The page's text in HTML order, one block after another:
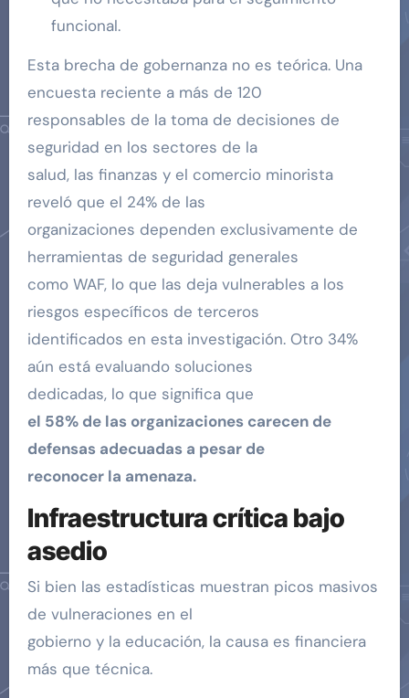
funcional.
Esta brecha de gobernanza no es teórica. Una
encuesta reciente a más de 120
responsables de la toma de decisiones de
seguridad en los sectores de la
salud, las finanzas y el comercio minorista
reveló que el 24% de las
organizaciones dependen exclusivamente de
herramientas de seguridad generales
como WAF, lo que las deja vulnerables a los
riesgos específicos de terceros
identificados en esta investigación. Otro 34%
aún está evaluando soluciones
dedicadas, lo que significa que
el 58% de las organizaciones carecen de
defensas adecuadas a pesar de
reconocer la amenaza.
Infraestructura crítica bajo
asedio
Si bien las estadísticas muestran picos masivos
de vulneraciones en el
gobierno y la educación, la causa es financiera
más que técnica.